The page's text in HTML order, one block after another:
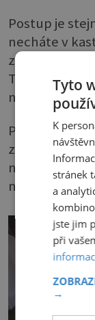
Postup je
necháte v
zlatohnědou
Tohle máslo
nýbrž jako
Polévat s ním
zeleninu,
nebo těsta
Tyto
K
stránek
a
jste jim
při
→